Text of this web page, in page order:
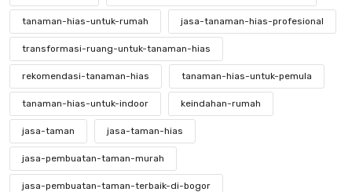
tanaman-hias-untuk-rumah jasa-tanaman-hias-profesional
transformasi-ruang-untuk-tanaman-hias
rekomendasi-tanaman-hias tanaman-hias-untuk-pemula
tanaman-hias-untuk-indoor keindahan-rumah
jasa-taman jasa-taman-hias
jasa-pembuatan-taman-murah
jasa-pembuatan-taman-terbaik-di-bogor